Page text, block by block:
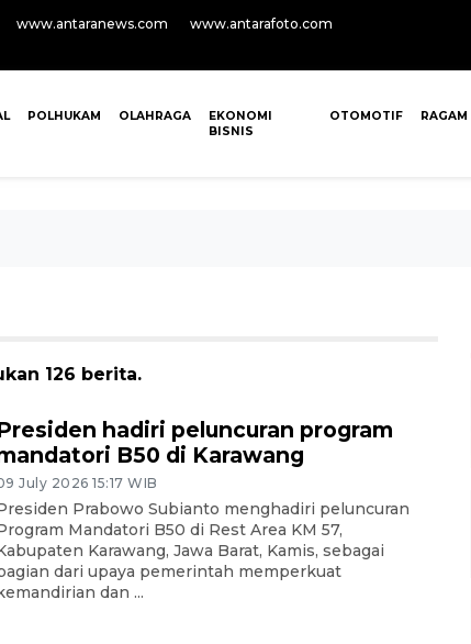
www.antaranews.com www.antarafoto.com
POLHUKAM OLAHRAGA
EKONOMI
BISNIS
OTOMOTIF RAGAM
126 berita.
hadiri peluncuran program
B50 di Karawang
July 2026 15:17 WIB
Prabowo Subianto menghadiri peluncuran
Mandatori B50 di Rest Area KM 57,
Karawang, Jawa Barat, Kamis, sebagai
dari upaya pemerintah memperkuat
dan ...